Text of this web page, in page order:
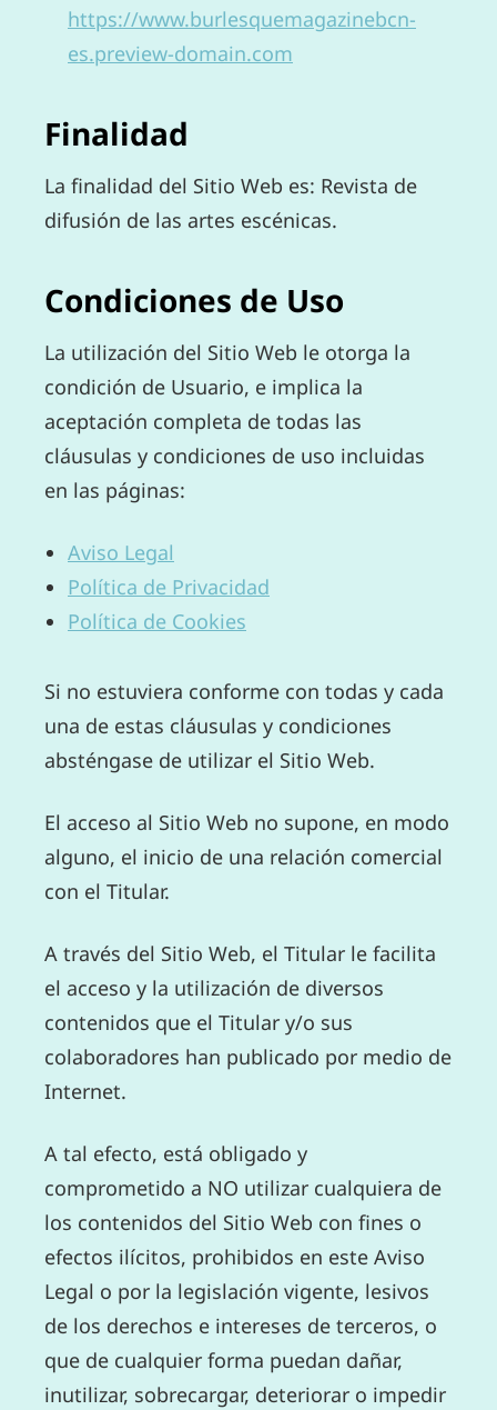
https://www.burlesquemagazinebcn-
es.preview-domain.com
Finalidad
La finalidad del Sitio Web es: Revista de
difusión de las artes escénicas.
Condiciones de Uso
La utilización del Sitio Web le otorga la
condición de Usuario, e implica la
aceptación completa de todas las
cláusulas y condiciones de uso incluidas
en las páginas:
Aviso Legal
Política de Privacidad
Política de Cookies
Si no estuviera conforme con todas y cada
una de estas cláusulas y condiciones
absténgase de utilizar el Sitio Web.
El acceso al Sitio Web no supone, en modo
alguno, el inicio de una relación comercial
con el Titular.
A través del Sitio Web, el Titular le facilita
el acceso y la utilización de diversos
contenidos que el Titular y/o sus
colaboradores han publicado por medio de
Internet.
A tal efecto, está obligado y
comprometido a NO utilizar cualquiera de
los contenidos del Sitio Web con fines o
efectos ilícitos, prohibidos en este Aviso
Legal o por la legislación vigente, lesivos
de los derechos e intereses de terceros, o
que de cualquier forma puedan dañar,
inutilizar, sobrecargar, deteriorar o impedir